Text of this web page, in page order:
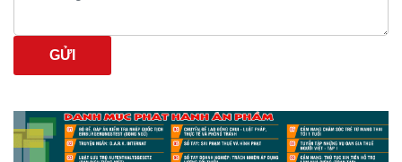
GỬI